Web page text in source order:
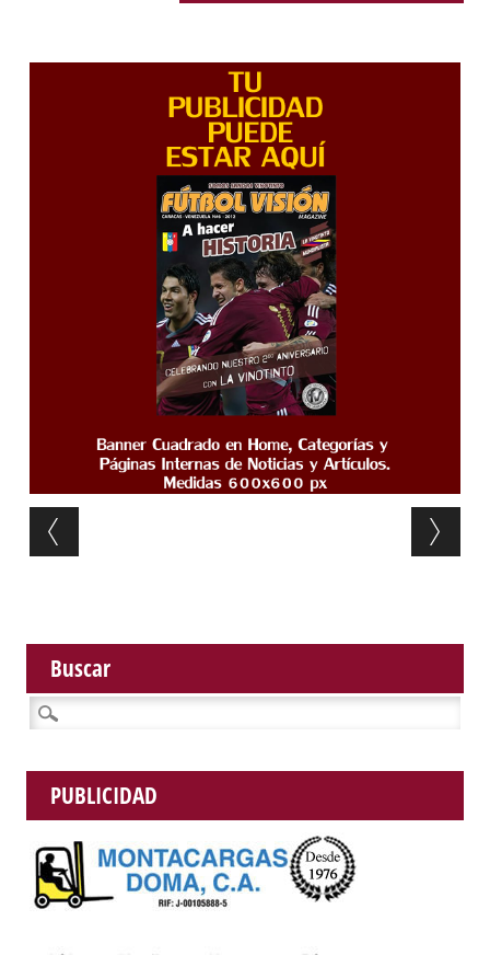
Post navigation
Buscar
Buscar:
PUBLICIDAD